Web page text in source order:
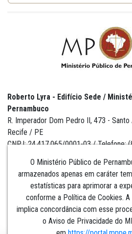
O Ministério Público de
armazenados apenas em caráter
estatísticas para aprimorar a
conforme a Política de Cookies.
implica concordância com esse
o Aviso de Privacidade do
Roberto Lyra - Edifício Sede /
Pernambuco
R. Imperador Dom Pedro II, 473 -
Recife / PE
CNPJ: 24.417.065/0001-03 / Telefone:
Institucional
Comunicação